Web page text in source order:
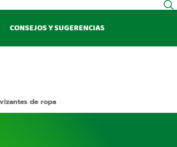
CONSEJOS Y SUGERENCIAS
de ropa